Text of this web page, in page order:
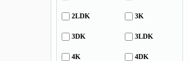
2LDK 3K
3DK 3LDK
4K 4DK